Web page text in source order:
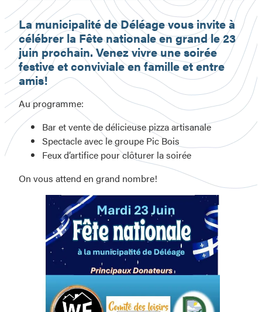
La municipalité de Déléage vous invite à
célébrer la Fête nationale en grand le 23
juin prochain. Venez vivre une soirée
festive et conviviale en famille et entre
amis!
Au programme:
Bar et vente de délicieuse pizza artisanale
Spectacle avec le groupe Pic Bois
Feux d’artifice pour clôturer la soirée
On vous attend en grand nombre!